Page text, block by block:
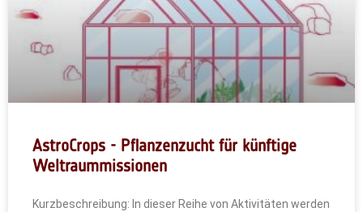
AstroCrops - Pflanzenzucht für künftige
Weltraummissionen
Kurzbeschreibung: In dieser Reihe von Aktivitäten werden